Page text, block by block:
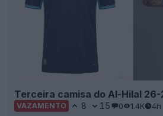
Terceira camisa do Al-Hilal
VAZAMENTO 8 15 0 1.4K 4h